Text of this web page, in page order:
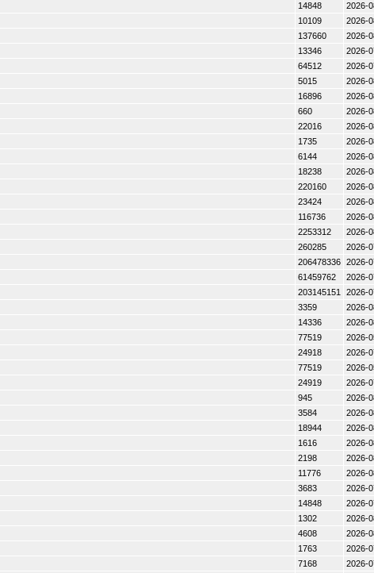
14848 2026-
10109 2026-
137660 2026-
13346 2026-
64512 2026-
5015 2026-
16896 2026-
660 2026-
22016 2026-
1735 2026-
6144 2026-
18238 2026-
220160 2026-
23424 2026-
116736 2026-
2253312 2026-
260285 2026-
206478336 2026-
61459762 2026-
203145151 2026-
3359 2026-
14336 2026-
77519 2026-
24918 2026-
77519 2026-
24919 2026-
945 2026-
3584 2026-
18944 2026-
1616 2026-
2198 2026-
11776 2026-
3683 2026-
14848 2026-
1302 2026-
4608 2026-
1763 2026-
7168 2026-